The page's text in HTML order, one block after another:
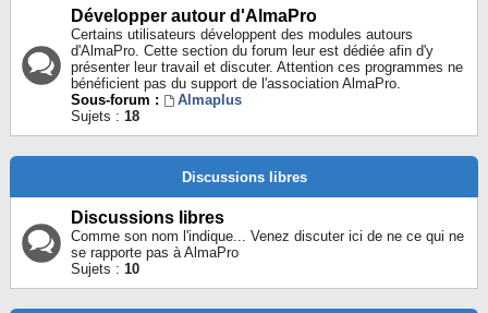
Développer autour d'AlmaPro
Certains utilisateurs développent des modules autours
d'AlmaPro. Cette section du forum leur est dédiée afin d'y
présenter leur travail et discuter. Attention ces programmes ne
bénéficient pas du support de l'association AlmaPro.
Sous-forum :
Almaplus
Sujets : 18
Discussions libres
Discussions libres
Comme son nom l'indique... Venez discuter ici de ne ce qui ne
se rapporte pas à AlmaPro
Sujets : 10